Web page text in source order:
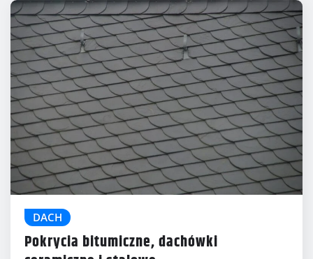
DACH
Pokrycia bitumiczne, dachówki